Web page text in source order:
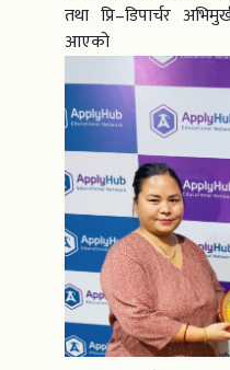
तथा प्रि–डिपार्चर